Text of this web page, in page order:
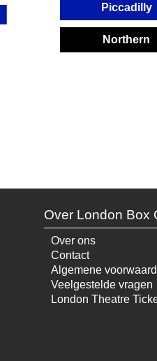
Piccadilly
Northern
Over London Box
Over ons
Contact
Algemene
Veelgestelde vragen
London Theatre